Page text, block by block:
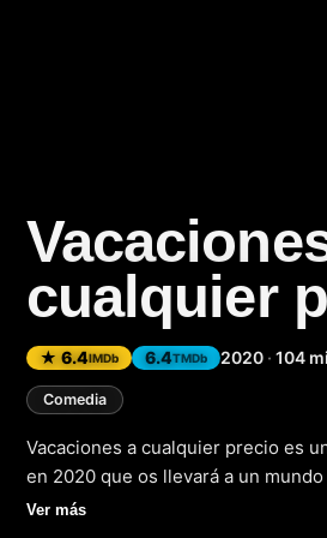
cualquier
★ 6.4IMDb 6.4TMDb 2020 · 104
Comedia
Vacaciones a cualquier precio es
en 2020 que os llevará a un
aventuras. La película sigue a un
Ver más